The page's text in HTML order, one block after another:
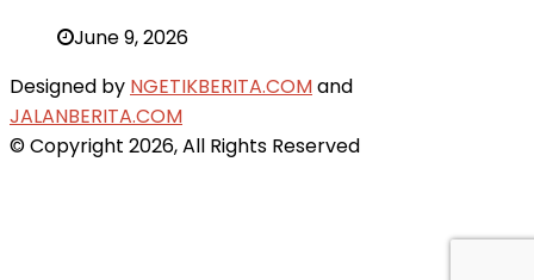
June 9, 2026
Designed by NGETIKBERITA.COMand
JALANBERITA.COM
© Copyright 2026, All Rights Reserved